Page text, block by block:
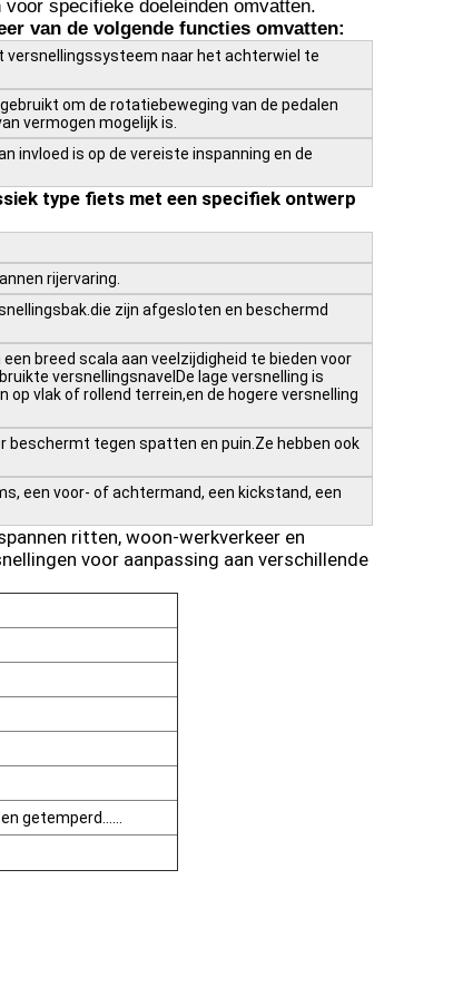
specifieke doeleinden omvatten.
van de volgende functies omvatten:
versnellingssysteem naar het achterwiel te
om de rotatiebeweging van de pedalen
vermogen mogelijk is.
invloed is op de vereiste inspanning en de
type fiets met een specifiek ontwerp
rijervaring.
zijn afgesloten en beschermd
breed scala aan veelzijdigheid te bieden voor
versnellingsnavelDe lage versnelling is
vlak of rollend terrein,en de hogere versnelling
beschermt tegen spatten en puin.Ze hebben ook
een voor- of achtermand, een kickstand, een
ritten, woon-werkverkeer en
voor aanpassing aan verschillende
getemperd......